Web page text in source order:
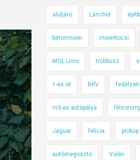
aluljáró Lánchíd
betonmixer mixerkocsi
MOL Limo trolibusz
1-es út BKV
m3-as autópálya
Jaguar felicia pickup
autómegosztó Volán